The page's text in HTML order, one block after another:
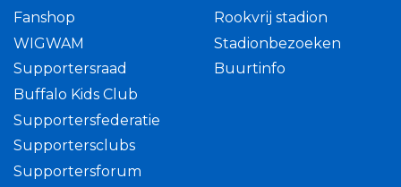
Fanshop
WIGWAM
Supportersraad
Buffalo Kids Club
Supportersfederatie
Supportersclubs
Supportersforum
Rookvrij stadion
Stadionbezoeken
Buurtinfo